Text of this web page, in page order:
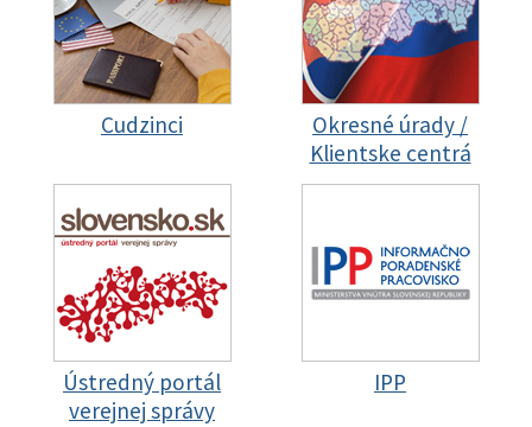
Cudzinci
Okresné úrady /
Klientske centrá
Ústredný portál
verejnej správy
IPP